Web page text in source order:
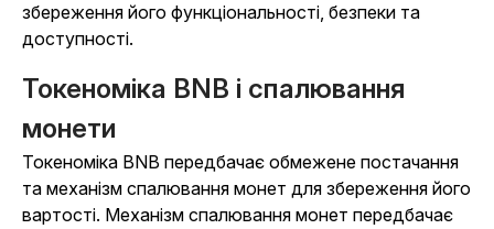
збереження його функціональності, безпеки та
доступності.
Токеноміка BNB і спалювання
монети
Токеноміка BNB передбачає обмежене постачання
та механізм спалювання монет для збереження його
вартості. Механізм спалювання монет передбачає